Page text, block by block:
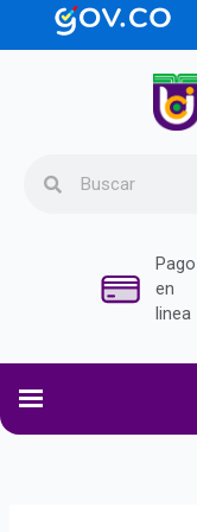
contenido
Pago
en
linea